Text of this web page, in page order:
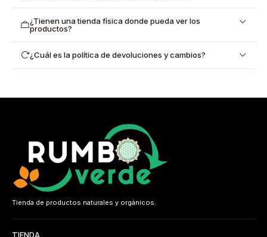
¿Tienen una tienda física donde pueda ver los
productos?
¿Cuál es la política de devoluciones y cambios?
Tienda de productos naturales y orgánicos.
TIENDA